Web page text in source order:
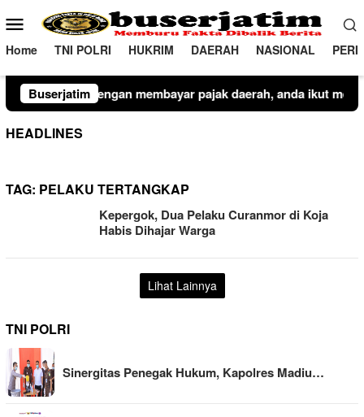
ke
konten
Menu
Mobile
Home TNI POLRI HUKRIM DAERAH NASIONAL
Buserjatim
pajak daerah, anda ikut membangun kota kediri
HEADLINES
TAG: PELAKU TERTANGKAP
Kepergok, Dua Pelaku Curanmor di Koja
Habis Dihajar Warga
Lihat Lainnya
TNI POLRI
Sinergitas Penegak Hukum, Kapolres Madiu…